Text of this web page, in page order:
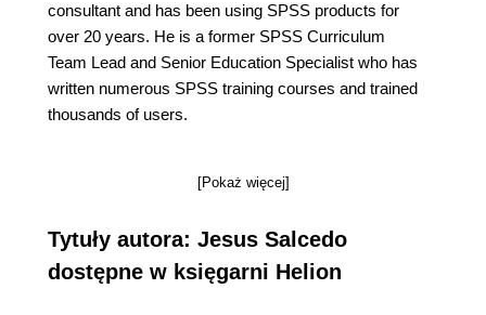
consultant and has been using SPSS products for
over 20 years. He is a former SPSS Curriculum
Team Lead and Senior Education Specialist who has
written numerous SPSS training courses and trained
thousands of users.
[Pokaż więcej]
Tytuły autora: Jesus Salcedo
dostępne w księgarni Helion